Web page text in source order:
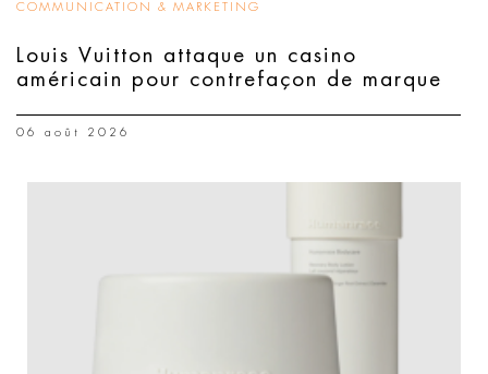
COMMUNICATION & MARKETING
Louis Vuitton attaque un casino
américain pour contrefaçon de marque
06 août 2026